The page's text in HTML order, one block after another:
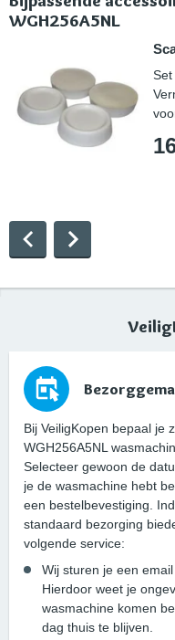
WGH256A5NL
Set
Bij VeiligKopen bepaal je
WGH256A5NL
Selecteer gewoon de
je de wasmachine hebt
een bestelbevestiging.
standaard bezorging
volgende service:
Wij sturen je een
Hierdoor weet je
wasmachine komen
dag thuis te blijven.